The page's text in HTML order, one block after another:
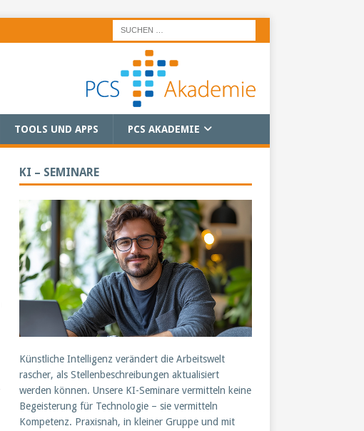
TOOLS UND APPS PCS AKADEMIE
KI – SEMINARE
Künstliche Intelligenz verändert die Arbeitswelt
rascher, als Stellenbeschreibungen aktualisiert
werden können. Unsere KI-Seminare vermitteln keine
Begeisterung für Technologie – sie vermitteln
Kompetenz. Praxisnah, in kleiner Gruppe und mit